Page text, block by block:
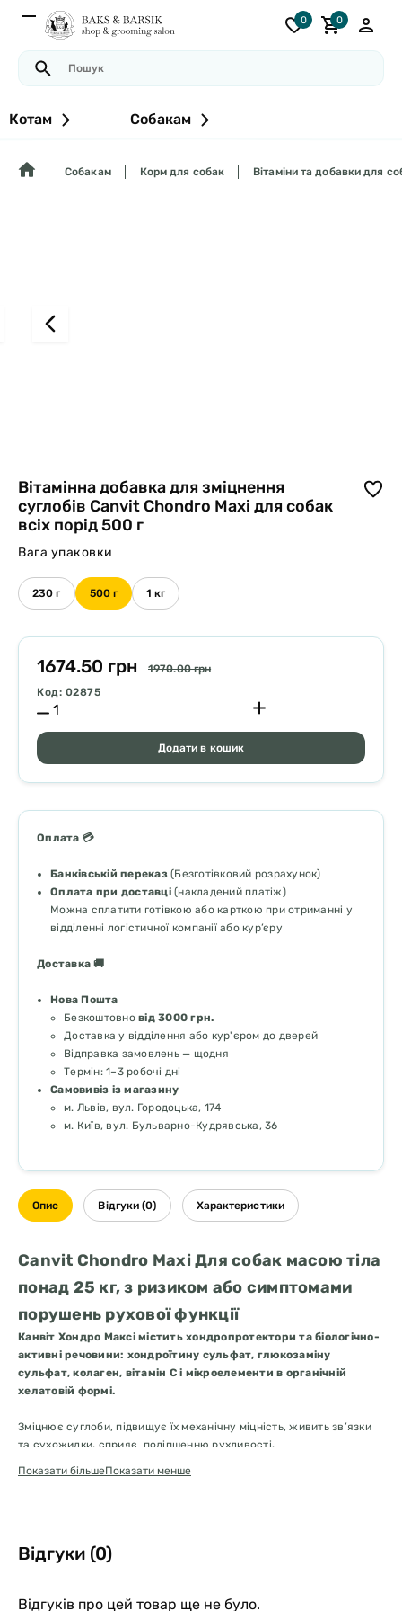
0 0
Котам Собакам
Собакам Корм для собак Вітаміни та добавки для
Вітамінна добавка для зміцнення
суглобів Canvit Chondro Maxi для собак
всіх порід 500 г
Вага упаковки
230 г 500 г 1 кг
1674.50 грн
1970.00 грн
Код: 02875
Додати в кошик
Оплата 💳
Банківській переказ(Безготівковий розрахунок)
Оплата при доставці(накладений платіж)
Можна сплатити готівкою або карткою при отриманні у
відділенні логістичної компанії або кур’єру
Доставка 🚚
Нова Пошта
Безкоштовно від 3000 грн.
Доставка у відділення або кур'єром до дверей
Відправка замовлень — щодня
Термін: 1–3 робочі дні
Самовивіз із магазину
м. Львів, вул. Городоцька, 174
м. Київ, вул. Бульварно-Кудрявська, 36
Опис Відгуки (0) Характеристики
Canvit Chondro Maxi Для собак масою тіла
понад 25 кг, з ризиком або симптомами
порушень рухової функції
Канвіт Хондро Максі містить хондропротектори та біологічно-
активні речовини: хондроїтину сульфат, глюкозаміну
сульфат, колаген, вітамін С і мікроелементи в органічній
хелатовій формі.
Зміцнює суглоби, підвищує їх механічну міцність, живить зв’язки
та сухожилки, сприяє поліпшенню рухливості.
Показати більшеПоказати менше
Відгуки (0)
Відгуків про цей товар ще не було.